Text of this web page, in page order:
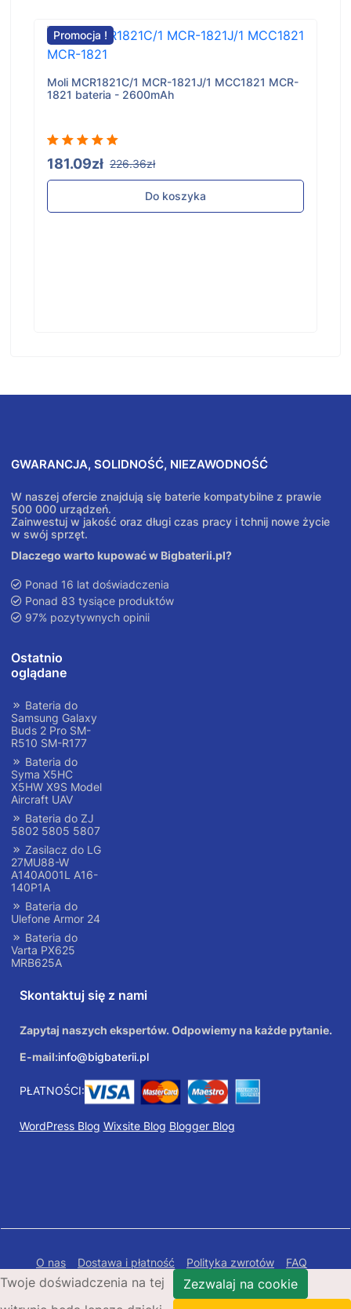
Promocja !
Moli MCR1821C/1 MCR-1821J/1 MCC1821 MCR-
1821 bateria - 2600mAh
181.09zł 226.36zł
Do koszyka
GWARANCJA, SOLIDNOŚĆ, NIEZAWODNOŚĆ
W naszej ofercie znajdują się baterie kompatybilne z prawie
500 000 urządzeń.
Zainwestuj w jakość oraz długi czas pracy i tchnij nowe życie
w swój sprzęt.
Dlaczego warto kupować w Bigbaterii.pl?
Ponad 16 lat doświadczenia
Ponad 83 tysiące produktów
97% pozytywnych opinii
Ostatnio
oglądane
Bateria do
Samsung Galaxy
Buds 2 Pro SM-
R510 SM-R177
Bateria do
Syma X5HC
X5HW X9S Model
Aircraft UAV
Bateria do ZJ
5802 5805 5807
Zasilacz do LG
27MU88-W
A140A001L A16-
140P1A
Bateria do
Ulefone Armor 24
Bateria do
Varta PX625
MRB625A
Skontaktuj się z nami
Zapytaj naszych ekspertów. Odpowiemy na każde pytanie.
E-mail:info@bigbaterii.pl
PŁATNOŚCI:
WordPress Blog Wixsite Blog Blogger Blog
O nas Dostawa i płatność Polityka zwrotów
FAQ
Polityka prywatności
Mapa Strony
Twoje doświadczenia na tej
Zezwalaj na cookie